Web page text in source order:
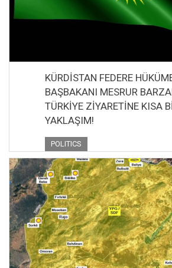
KÜRDİSTAN FEDERE
BAŞBAKANI MESRUR
TÜRKİYE ZİYARETİNE KISA
YAKLAŞIM!
POLITICS